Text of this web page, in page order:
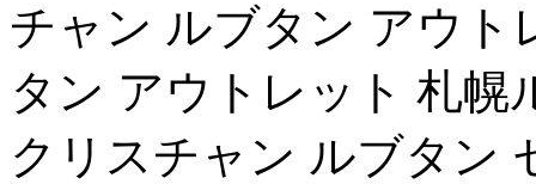
チャン ルブタン アウト
タン アウトレット 札幌
クリスチャン ルブタン